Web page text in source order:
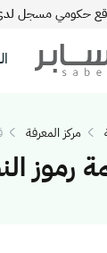
حكومي مسجل لدى
مركز المعرفة
رموز